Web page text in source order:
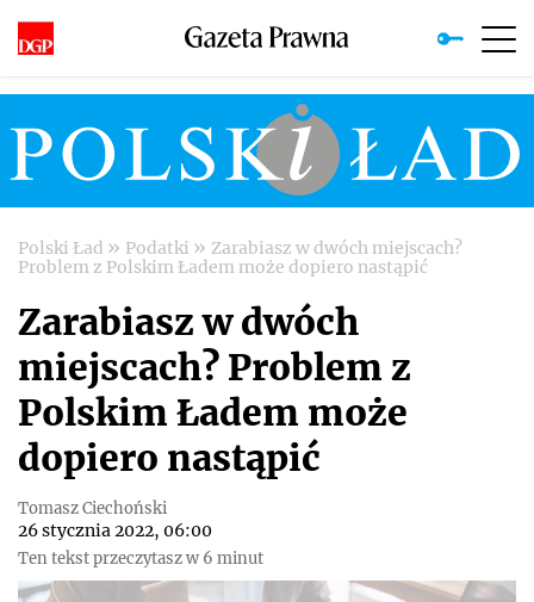
Polski Ład » Podatki » Zarabiasz w dwóch miejscach?
Problem z Polskim Ładem może dopiero nastąpić
Zarabiasz w dwóch
miejscach? Problem z
Polskim Ładem może
dopiero nastąpić
Tomasz Ciechoński
26 stycznia 2022, 06:00
Ten tekst przeczytasz w 6 minut